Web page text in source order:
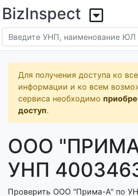
BizInspect
Для получения доступа ко
информации и ко всем
сервиса необходимо
доступ.
ООО
УНП
Проверить ООО "Прима-А" по